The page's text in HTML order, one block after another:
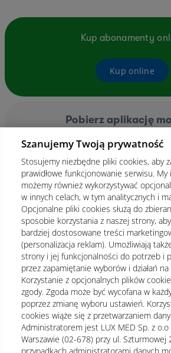
Kup abonamenty
Kup online
Pobierz aplikację
Polityka prywatności
Szanujemy Twoją prywatność
Stosujemy niezbędne pliki cookies, aby
prawidłowe funkcjonowanie serwisu.
możemy również wykorzystywać
w innych celach, w tym analitycznych i
Opcjonalne pliki cookies służą do
sposobie korzystania z naszej strony,
bardziej dostosowane treści
(personalizacja reklam). Umożliwiają
strony i jej funkcjonalności do potrzeb i
przez zapamiętanie wyborów i działań
Korzystanie z opcjonalnych plików
zgody. Zgoda może być wycofana w
poprzez zmianę wyboru ustawień.
cookies wiąże się z przetwarzaniem
Administratorem jest LUX MED Sp. z o.o
Warszawie (02-678) przy ul. Szturmowej